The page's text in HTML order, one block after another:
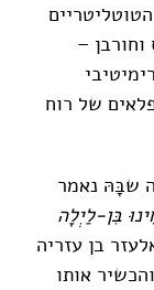
–
של רוח
שבָּהּ נאמר
בִּן-לַיְלָה
בן עזריה
אותו